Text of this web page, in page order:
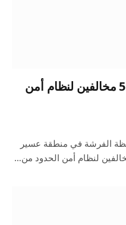
عسير.. ضبط مواطن لنقله 5 مخالفين لنظام أمن
الفرشة في منطقة عسير